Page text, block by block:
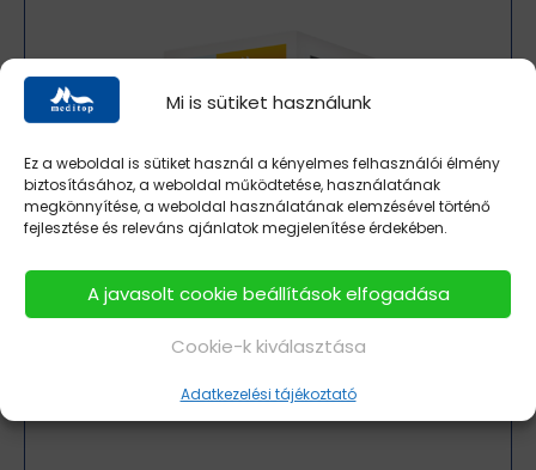
Mi is sütiket használunk
Ez a weboldal is sütiket használ a kényelmes felhasználói élmény
biztosításához, a weboldal működtetése, használatának
megkönnyítése, a weboldal használatának elemzésével történő
fejlesztése és releváns ajánlatok megjelenítése érdekében.
A javasolt cookie beállítások elfogadása
Cookie-k kiválasztása
Adatkezelési tájékoztató